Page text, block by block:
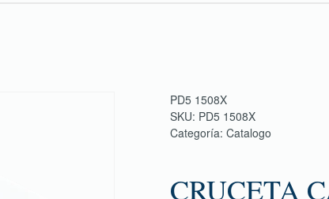
PD5 1508X
SKU: PD5 1508X
Categoría: Catalogo
CRUCETA